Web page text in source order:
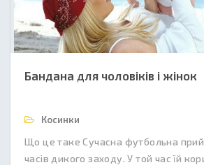
Бандана для чоловіків і жінок
Косинки
Що це таке Сучасна футбольна
часів дикого заходу. У той час їй